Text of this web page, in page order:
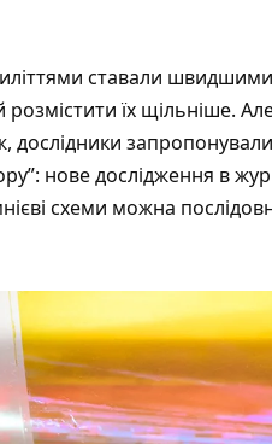
ставали
їх щільніше.
дослідники
нове дослідження в
схеми можна